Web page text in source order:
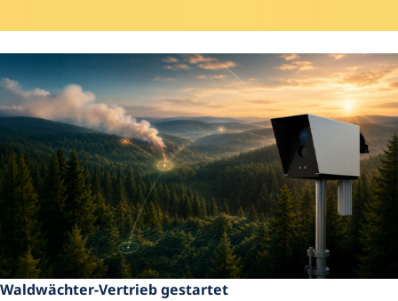
Waldwächter-Vertrieb gestartet